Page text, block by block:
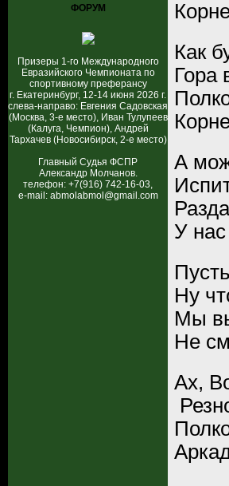
ФОРУМ
Призеры 1-го Международного
Евразийского Чемпионата по
спортивному преферансу
г. Екатеринбург, 12-14 июня 2026 г.
слева-направо: Евгения Садовская
(Москва, 3-е место), Иван Тулупеев
(Калуга, Чемпион), Андрей
Тархачев (Новосибирск, 2-е место)
Главный Судья ФСПР
Александр Молчанов.
телефон: +7(916) 742-16-03,
e-mail: abmolabmol@gmail.com
Как
Гора
А
У
Ну
Мы
Не
Ах,